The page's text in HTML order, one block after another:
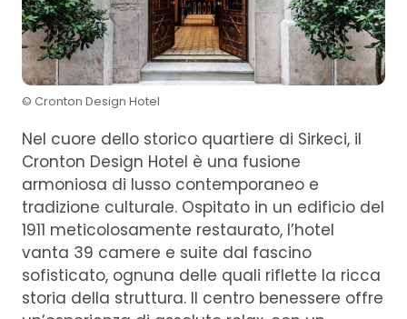
© Cronton Design Hotel
Nel cuore dello storico quartiere di Sirkeci, il
Cronton Design Hotel è una fusione
armoniosa di lusso contemporaneo e
tradizione culturale. Ospitato in un edificio del
1911 meticolosamente restaurato, l’hotel
vanta 39 camere e suite dal fascino
sofisticato, ognuna delle quali riflette la ricca
storia della struttura. Il centro benessere offre